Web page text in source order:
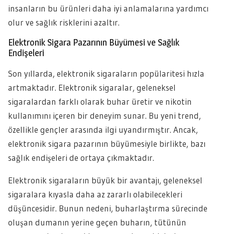
insanların bu ürünleri daha iyi anlamalarına yardımcı
olur ve sağlık risklerini azaltır.
Elektronik Sigara Pazarının Büyümesi ve Sağlık
Endişeleri
Son yıllarda, elektronik sigaraların popülaritesi hızla
artmaktadır. Elektronik sigaralar, geleneksel
sigaralardan farklı olarak buhar üretir ve nikotin
kullanımını içeren bir deneyim sunar. Bu yeni trend,
özellikle gençler arasında ilgi uyandırmıştır. Ancak,
elektronik sigara pazarının büyümesiyle birlikte, bazı
sağlık endişeleri de ortaya çıkmaktadır.
Elektronik sigaraların büyük bir avantajı, geleneksel
sigaralara kıyasla daha az zararlı olabilecekleri
düşüncesidir. Bunun nedeni, buharlaştırma sürecinde
oluşan dumanın yerine geçen buharın, tütünün